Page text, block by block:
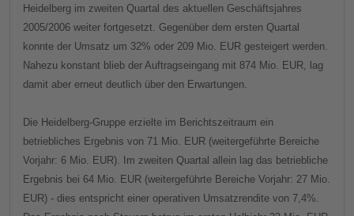
Heidelberg im zweiten Quartal des aktuellen Geschäftsjahres
2005/2006 weiter fortgesetzt. Gegenüber dem ersten Quartal
konnte der Umsatz um 32% oder 209 Mio. EUR gesteigert werden.
Nahezu konstant blieb der Auftragseingang mit 874 Mio. EUR, lag
damit aber erneut deutlich über den Erwartungen.
Die Heidelberg-Gruppe erzielte im Berichtszeitraum ein
betriebliches Ergebnis von 71 Mio. EUR (weitergeführte Bereiche
Vorjahr: 6 Mio. EUR). Im zweiten Quartal allein lag das betriebliche
Ergebnis bei 64 Mio. EUR (weitergeführte Bereiche Vorjahr: 27 Mio.
EUR) - dies entspricht einer operativen Umsatzrendite von 7,4%.